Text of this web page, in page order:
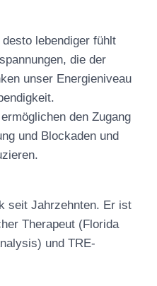
lebendiger fühlt
die der
unser Energieniveau
den Zugang
und Blockaden und
seit Jahrzehnten. Er ist
Therapeut (Florida
und TRE-